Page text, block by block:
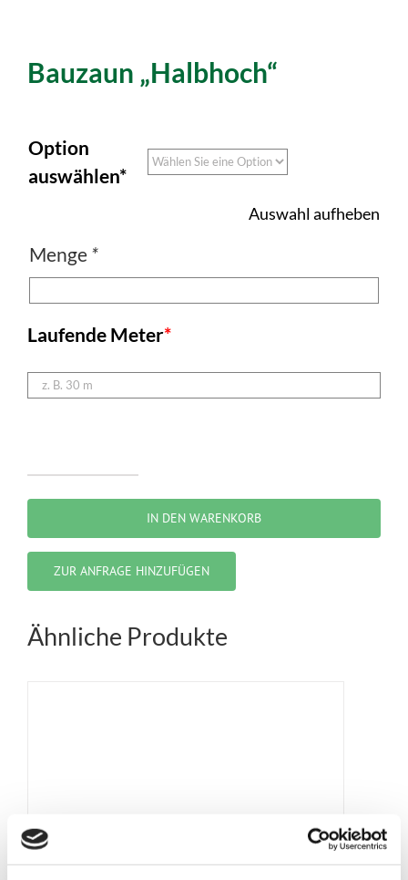
Bauzaun „halbhoch“
Option
auswählen*
Auswahl aufheben
Menge *
Laufende Meter*
„halbhoch“
Menge
IN DEN WARENKORB
ZUR ANFRAGE HINZUFÜGEN
Ähnliche Produkte